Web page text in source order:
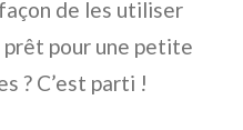
de les utiliser
pour une petite
? C’est parti !